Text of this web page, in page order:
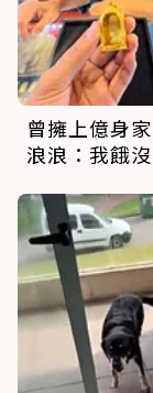
曾擁上億身
浪浪：我餓